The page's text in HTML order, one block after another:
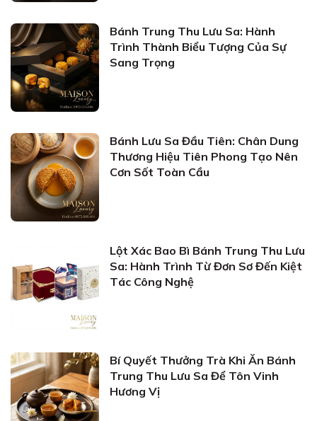
Bánh Trung Thu Lưu Sa: Hành
Trình Thành Biểu Tượng Của Sự
Sang Trọng
Bánh Lưu Sa Đầu Tiên: Chân Dung
Thương Hiệu Tiên Phong Tạo Nên
Cơn Sốt Toàn Cầu
Lột Xác Bao Bì Bánh Trung Thu Lưu
Sa: Hành Trình Từ Đơn Sơ Đến Kiệt
Tác Công Nghệ
Bí Quyết Thưởng Trà Khi Ăn Bánh
Trung Thu Lưu Sa Để Tôn Vinh
Hương Vị